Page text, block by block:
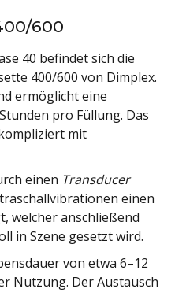
600
40 befindet sich die
400/600 von Dimplex.
ermöglicht eine
pro Füllung. Das
mit
einen Transducer
einen
welcher anschließend
in Szene gesetzt wird.
von etwa 6–12
Nutzung. Der Austausch